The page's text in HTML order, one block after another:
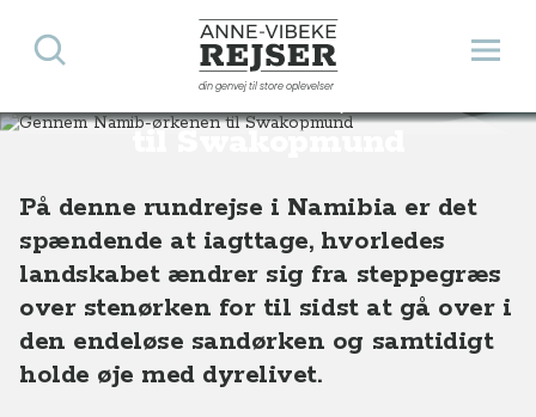
Anne-Vibeke Rejser
din genvej til store oplevelser
Åbn
Søg
Gennem Namib-ørkenen
til Swakopmund
Destinationer Afrika Namibia Gennem Namib-ørkenen til Swakopmund
På denne rundrejse i Namibia er det
spændende at iagttage, hvorledes
landskabet ændrer sig fra steppegræs
over stenørken for til sidst at gå over i
den endeløse sandørken og samtidigt
holde øje med dyrelivet.